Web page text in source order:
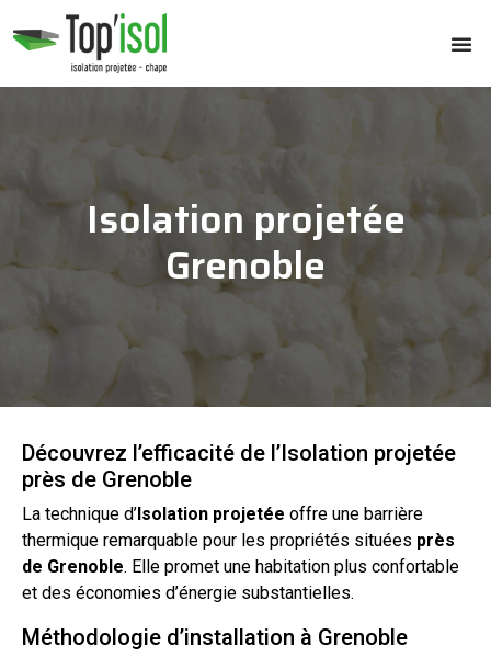
Isolation projetée
Grenoble
Découvrez l’efficacité de l’Isolation projetée
près de Grenoble
La technique d’Isolation projetée offre une barrière
thermique remarquable pour les propriétés situées près
de Grenoble. Elle promet une habitation plus confortable
et des économies d’énergie substantielles.
Méthodologie d’installation à Grenoble